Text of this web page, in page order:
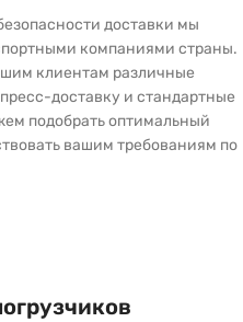
доставки мы
компаниями страны.
клиентам различные
доставку и стандартные
подобрать оптимальный
вашим требованиям по